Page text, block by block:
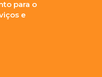
para o
e